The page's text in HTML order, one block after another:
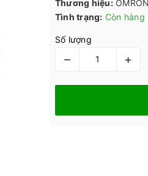
Thương hiệu: OMRON
Tình trạng: Còn hàng
Số lượng
– +